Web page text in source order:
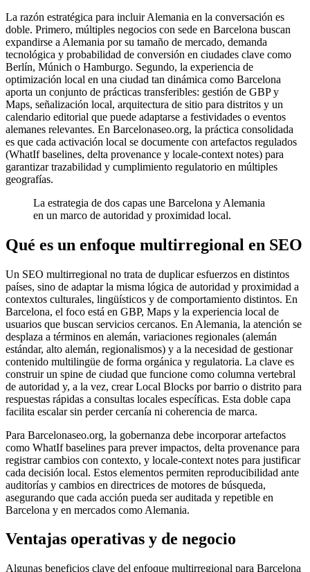
La razón estratégica para incluir Alemania en la conversación es
doble. Primero, múltiples negocios con sede en Barcelona buscan
expandirse a Alemania por su tamaño de mercado, demanda
tecnológica y probabilidad de conversión en ciudades clave como
Berlín, Múnich o Hamburgo. Segundo, la experiencia de
optimización local en una ciudad tan dinámica como Barcelona
aporta un conjunto de prácticas transferibles: gestión de GBP y
Maps, señalización local, arquitectura de sitio para distritos y un
calendario editorial que puede adaptarse a festividades o eventos
alemanes relevantes. En Barcelonaseo.org, la práctica consolidada
es que cada activación local se documente con artefactos regulados
(WhatIf baselines, delta provenance y locale-context notes) para
garantizar trazabilidad y cumplimiento regulatorio en múltiples
geografías.
La estrategia de dos capas une Barcelona y Alemania
en un marco de autoridad y proximidad local.
Qué es un enfoque multirregional en SEO
Un SEO multirregional no trata de duplicar esfuerzos en distintos
países, sino de adaptar la misma lógica de autoridad y proximidad a
contextos culturales, lingüísticos y de comportamiento distintos. En
Barcelona, el foco está en GBP, Maps y la experiencia local de
usuarios que buscan servicios cercanos. En Alemania, la atención se
desplaza a términos en alemán, variaciones regionales (alemán
estándar, alto alemán, regionalismos) y a la necesidad de gestionar
contenido multilingüe de forma orgánica y regulatoria. La clave es
construir un spine de ciudad que funcione como columna vertebral
de autoridad y, a la vez, crear Local Blocks por barrio o distrito para
respuestas rápidas a consultas locales específicas. Esta doble capa
facilita escalar sin perder cercanía ni coherencia de marca.
Para Barcelonaseo.org, la gobernanza debe incorporar artefactos
como WhatIf baselines para prever impactos, delta provenance para
registrar cambios con contexto, y locale-context notes para justificar
cada decisión local. Estos elementos permiten reproducibilidad ante
auditorías y cambios en directrices de motores de búsqueda,
asegurando que cada acción pueda ser auditada y repetible en
Barcelona y en mercados como Alemania.
Ventajas operativas y de negocio
Algunas beneficios clave del enfoque multirregional para Barcelona